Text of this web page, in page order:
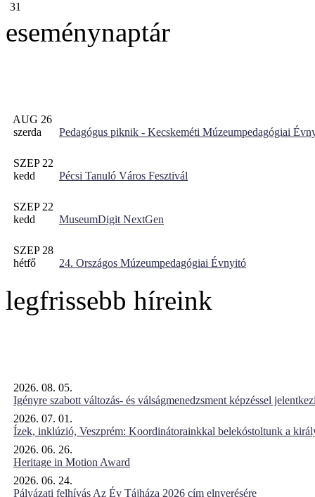
31
eseménynaptár
AUG 26
szerda
Pedagógus piknik - Kecskeméti Múzeumpedagógiai
SZEP 22
kedd
Pécsi Tanuló Város Fesztivál
SZEP 22
kedd
MuseumDigit NextGen
SZEP 28
hétfő
24. Országos Múzeumpedagógiai Évnyitó
legfrissebb híreink
2026. 08. 05.
Igényre szabott változás- és válságmenedzsment képzéssel
2026. 07. 01.
Ízek, inklúzió, Veszprém: Koordinátorainkkal belekóstoltunk a
2026. 06. 26.
Heritage in Motion Award
2026. 06. 24.
Pályázati felhívás Az Év Tájháza 2026 cím elnyerésére